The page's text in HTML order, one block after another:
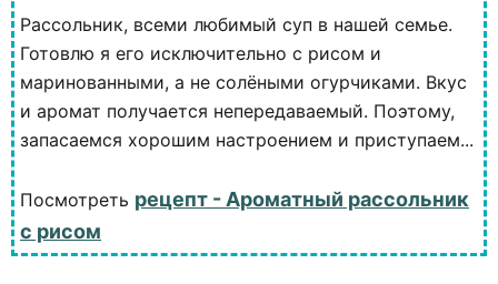
Рассольник, всеми любимый суп в нашей семье.
Готовлю я его исключительно с рисом и
маринованными, а не солёными огурчиками. Вкус
и аромат получается непередаваемый. Поэтому,
запасаемся хорошим настроением и приступаем...
Посмотреть рецепт - Ароматный рассольник
с рисом